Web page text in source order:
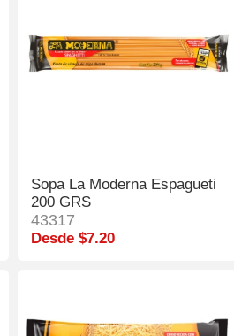
Sopa La Moderna Espagueti
200 GRS
43317
Desde $7.20